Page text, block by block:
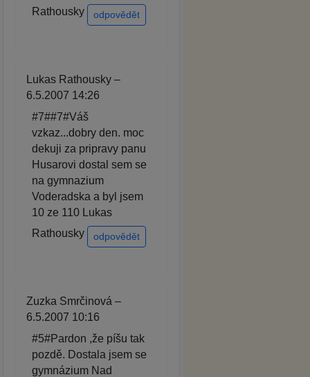
Rathousky
odpovědět
Lukas Rathousky –
6.5.2007 14:26
#7##7#Váš
vzkaz...dobry den. moc
dekuji za pripravy panu
Husarovi dostal sem se
na gymnazium
Voderadska a byl jsem
10 ze 110 Lukas
Rathousky
odpovědět
Zuzka Smrčinová –
6.5.2007 10:16
#5#Pardon ,že píšu tak
pozdě. Dostala jsem se
gymnázium Nad